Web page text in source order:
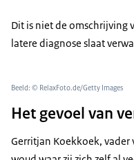
Dit is niet de omschrijving
latere diagnose slaat
Beeld: © RelaxFoto.de/Getty Images
Het gevoel van
Gerritjan Koekkoek,